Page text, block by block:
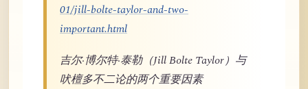
01/jill-bolte-taylor-and-two-
important.html
吉尔·博尔特·泰勒（Jill Bolte Taylor）与
吠檀多不二论的两个重要因素